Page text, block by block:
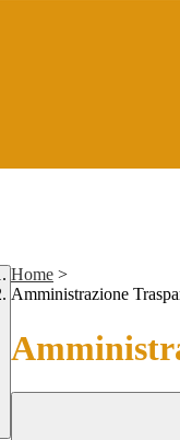
Home >
Amministrazione